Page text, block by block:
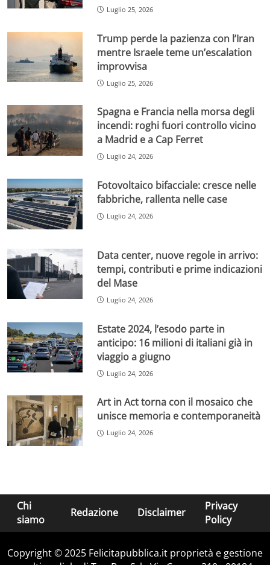
Luglio 25, 2026
Trump perde la pazienza con l’Iran
mentre Israele teme un’escalation
improvvisa
Luglio 25, 2026
Spagna e Francia nella morsa degli
incendi: roghi fuori controllo vicino
a Madrid e a Cap Ferret
Luglio 24, 2026
Fotovoltaico bifacciale: cresce nelle
fabbriche, rallenta nelle case
Luglio 24, 2026
Data center, nuove regole in arrivo:
tempi, contributi e prime indicazioni
del Mase
Luglio 24, 2026
Estate 2024, l’esodo parte in
anticipo: 16 milioni di italiani già in
viaggio a giugno
Luglio 24, 2026
Art in Act torna con il mosaico che
unisce memoria e contemporaneità
Luglio 24, 2026
Chi
siamo
Redazione Disclaimer
Privacy
Policy
Copyright © 2025 Felicitapubblica.it proprietà e gestione